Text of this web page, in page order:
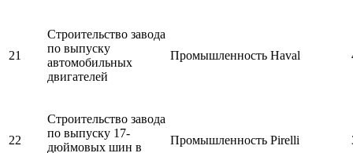
21
Строительство завода
по выпуску
автомобильных
двигателей
Промышленность Haval
22
Строительство завода
по выпуску 17-
дюймовых шин в
Промышленность Pirelli